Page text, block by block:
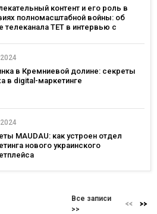
контент и его роль в
полномасштабной войны: об
телеканала ТЕТ в интервью с
в Кремниевой долине: секреты
в digital-маркетинге
MAUDAU: как устроен отдел
нового украинского
Все записи
>>